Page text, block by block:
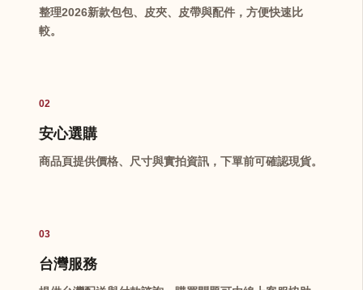
整理2026新款包包、皮夾、皮帶與配件，方便快速比
較。
02
安心選購
商品頁提供價格、尺寸與實拍資訊，下單前可確認現貨。
03
台灣服務